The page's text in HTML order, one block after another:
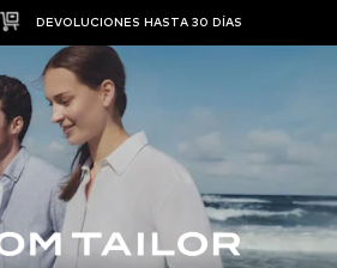
DEVOLUCIONES HASTA 30 DÍAS